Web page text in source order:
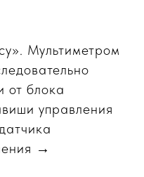
Мультиметром
от блока
управления
→